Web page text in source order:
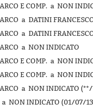
E COMP. a NON
a DATINI
a DATINI
a NON INDICATO
E COMP. a NON
E COMP. a NON
a NON INDICATO
a NON INDICATO (01/07/